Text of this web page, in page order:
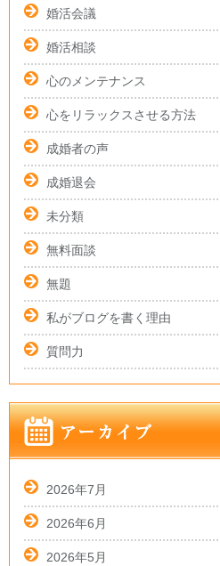
婚活会議
婚活相談
心のメンテナンス
心をリラックスさせる方法
成婚者の声
成婚退会
未分類
無料面談
無題
私がブログを書く理由
質問力
2026年7月
2026年6月
2026年5月